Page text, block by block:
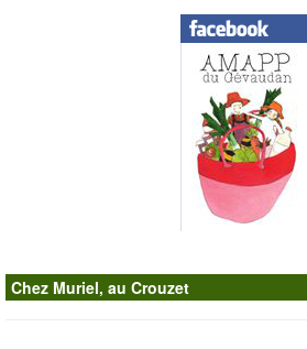
Chez Muriel, au Crouzet